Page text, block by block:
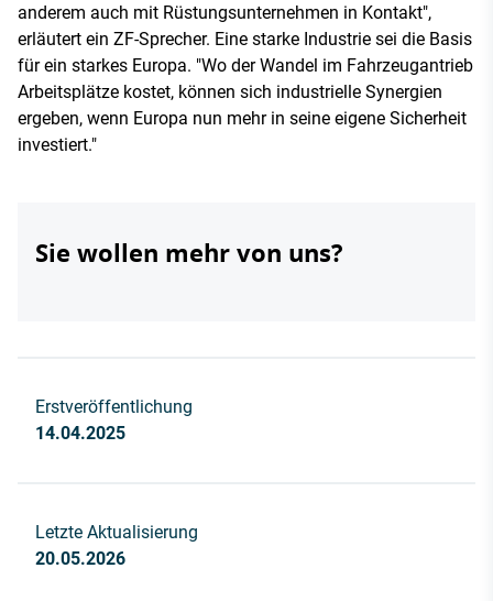
anderem auch mit Rüstungsunternehmen in Kontakt",
erläutert ein ZF-Sprecher. Eine starke Industrie sei die Basis
für ein starkes Europa. "Wo der Wandel im Fahrzeugantrieb
Arbeitsplätze kostet, können sich industrielle Synergien
ergeben, wenn Europa nun mehr in seine eigene Sicherheit
investiert."
Sie wollen mehr von uns?
Erstveröffentlichung
14.04.2025
Letzte Aktualisierung
20.05.2026